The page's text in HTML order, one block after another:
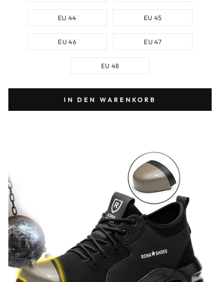
EU 44 EU 45
EU 46 EU 47
EU 48
IN DEN WARENKORB